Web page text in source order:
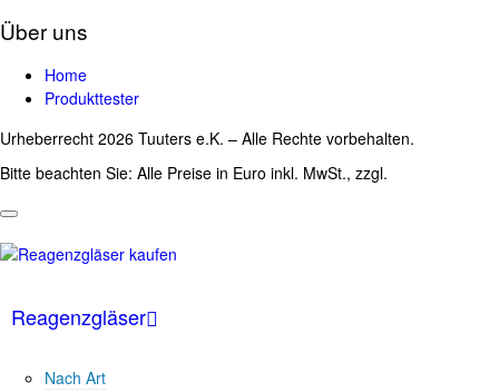
Über uns
Home
Produkttester
Urheberrecht 2026 Tuuters e.K. – Alle Rechte vorbehalten.
Bitte beachten Sie: Alle Preise in Euro inkl. MwSt., zzgl.
Reagenzgläser
Nach Art